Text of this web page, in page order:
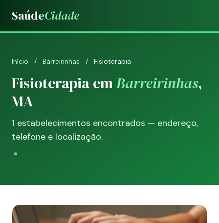
SaúdeCidade
Início / Barreirinhas / Fisioterapia
Fisioterapia emBarreirinhas,
MA
1 estabelecimentos encontrados — endereço,
telefone e localização.